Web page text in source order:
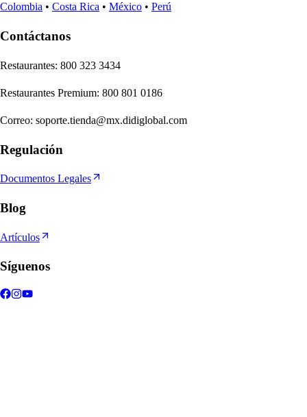
Colombia • Costa Rica • México • Perú
Contáctanos
Restaurantes: 800 323 3434
Restaurantes Premium: 800 801 0186
Correo: soporte.tienda@mx.didiglobal.com
Regulación
Documentos Legales
Blog
Artículos
Síguenos